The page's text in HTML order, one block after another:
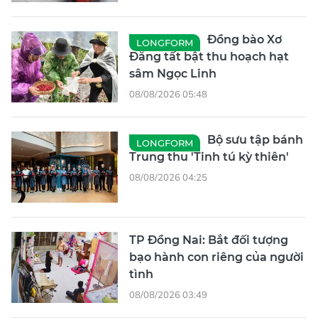
LONGFORM
Đồng bào Xơ
Đăng tất bật thu hoạch hạt
sâm Ngọc Linh
08/08/2026 05:48
LONGFORM
Bộ sưu tập bánh
Trung thu 'Tinh tú kỳ thiên'
08/08/2026 04:25
TP Đồng Nai: Bắt đối tượng
bạo hành con riêng của người
tình
08/08/2026 03:49